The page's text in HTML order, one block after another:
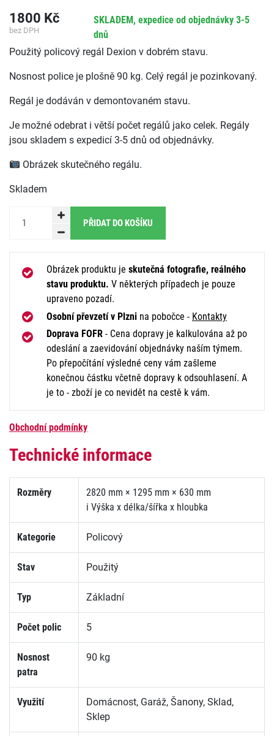
1800 Kč
bez DPH
SKLADEM, expedice od objednávky 3-5
dnů
Použitý policový regál Dexion v dobrém stavu.
Nosnost police je plošně 90 kg. Celý regál je pozinkovaný.
Regál je dodáván v demontovaném stavu.
Je možné odebrat i větší počet regálů jako celek. Regály
jsou skladem s expedicí 3-5 dnů od objednávky.
Obrázek skutečného regálu.
Skladem
PŘIDAT DO KOŠÍKU
Obrázek produktu je skutečná fotografie, reálného
stavu produktu. V některých případech je pouze
upraveno pozadí.
Osobní převzetí v Plzni na pobočce - Kontakty
Doprava FOFR - Cena dopravy je kalkulována až po
odeslání a zaevidování objednávky naším týmem.
Po přepočítání výsledné ceny vám zašleme
konečnou částku včetně dopravy k odsouhlasení. A
je to - zboží je co nevidět na cestě k vám.
Obchodní podmínky
Technické informace
Rozměry
2820 mm × 1295 mm × 630 mm
i Výška x délka/šířka x hloubka
Kategorie Policový
Stav Použitý
Typ Základní
Počet polic 5
Nosnost
patra
90 kg
Využití
Domácnost, Garáž, Šanony, Sklad,
Sklep